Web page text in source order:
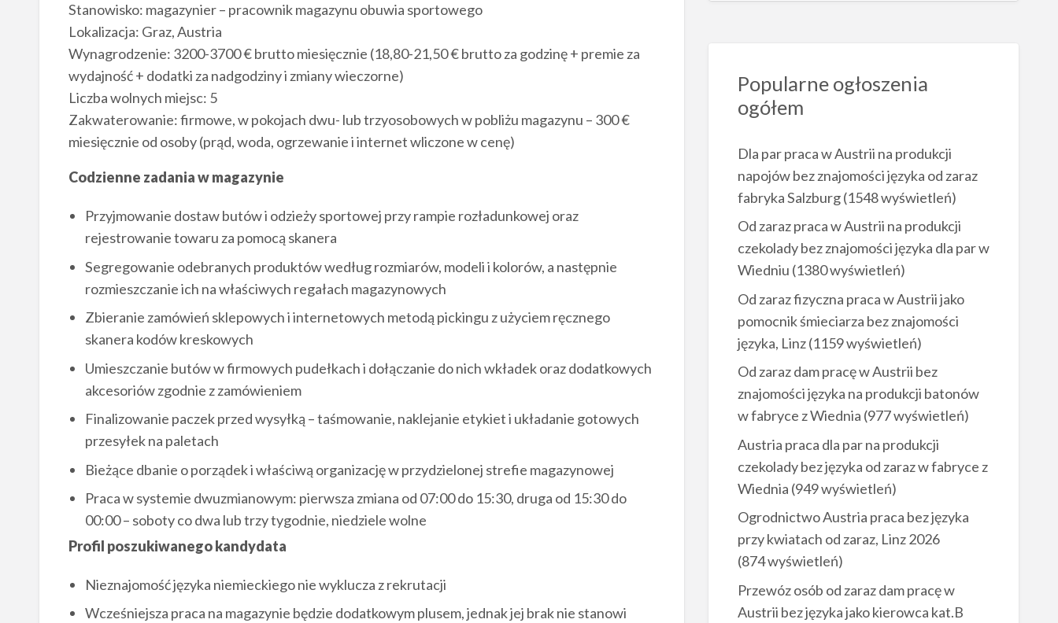
Stanowisko: magazynier – pracownik magazynu obuwia sportowego
Lokalizacja: Graz, Austria
Wynagrodzenie: 3200-3700 € brutto miesięcznie (18,80-21,50 € brutto za godzinę + premie za
wydajność + dodatki za nadgodziny i zmiany wieczorne)
Liczba wolnych miejsc: 5
Zakwaterowanie: firmowe, w pokojach dwu- lub trzyosobowych w pobliżu magazynu – 300 €
miesięcznie od osoby (prąd, woda, ogrzewanie i internet wliczone w cenę)
Codzienne zadania w magazynie
Przyjmowanie dostaw butów i odzieży sportowej przy rampie rozładunkowej oraz
rejestrowanie towaru za pomocą skanera
Segregowanie odebranych produktów według rozmiarów, modeli i kolorów, a następnie
rozmieszczanie ich na właściwych regałach magazynowych
Zbieranie zamówień sklepowych i internetowych metodą pickingu z użyciem ręcznego
skanera kodów kreskowych
Umieszczanie butów w firmowych pudełkach i dołączanie do nich wkładek oraz dodatkowych
akcesoriów zgodnie z zamówieniem
Finalizowanie paczek przed wysyłką – taśmowanie, naklejanie etykiet i układanie gotowych
przesyłek na paletach
Bieżące dbanie o porządek i właściwą organizację w przydzielonej strefie magazynowej
Praca w systemie dwuzmianowym: pierwsza zmiana od 07:00 do 15:30, druga od 15:30 do
00:00 – soboty co dwa lub trzy tygodnie, niedziele wolne
Profil poszukiwanego kandydata
Nieznajomość języka niemieckiego nie wyklucza z rekrutacji
Wcześniejsza praca na magazynie będzie dodatkowym plusem, jednak jej brak nie stanowi
Popularne ogłoszenia
ogółem
Dla par praca w Austrii na produkcji
napojów bez znajomości języka od zaraz
fabryka Salzburg(1548 wyświetleń)
Od zaraz praca w Austrii na produkcji
czekolady bez znajomości języka dla par w
Wiedniu (1380 wyświetleń)
Od zaraz fizyczna praca w Austrii jako
pomocnik śmieciarza bez znajomości
języka, Linz(1159 wyświetleń)
Od zaraz dam pracę w Austrii bez
znajomości języka na produkcji batonów
w fabryce z Wiednia (977 wyświetleń)
Austria praca dla par na produkcji
czekolady bez języka od zaraz w fabryce z
Wiednia (949 wyświetleń)
Ogrodnictwo Austria praca bez języka
przy kwiatach od zaraz, Linz 2026
(874 wyświetleń)
Przewóz osób od zaraz dam pracę w
Austrii bez języka jako kierowca kat.B